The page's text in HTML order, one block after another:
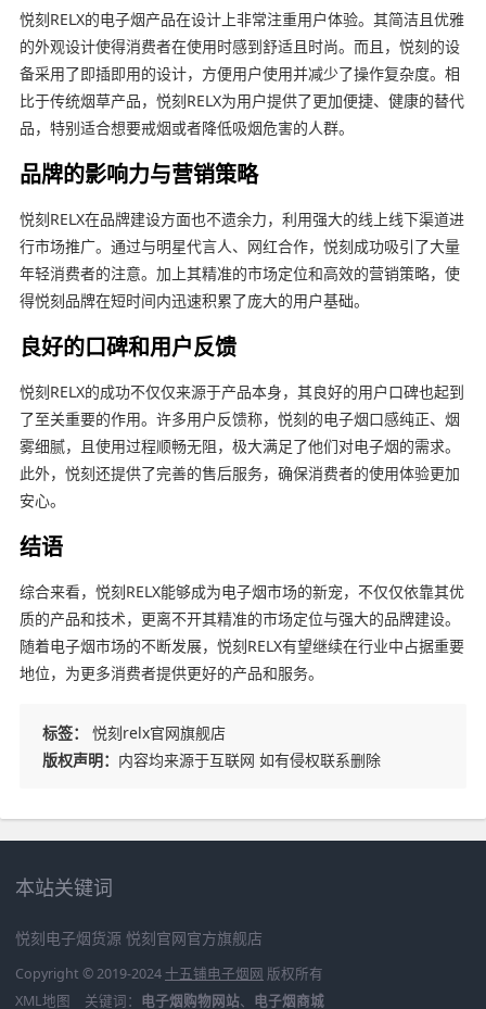
悦刻RELX的电子烟产品在设计上非常注重用户体验。其简洁且优雅
的外观设计使得消费者在使用时感到舒适且时尚。而且，悦刻的设
备采用了即插即用的设计，方便用户使用并减少了操作复杂度。相
比于传统烟草产品，悦刻RELX为用户提供了更加便捷、健康的替代
品，特别适合想要戒烟或者降低吸烟危害的人群。
品牌的影响力与营销策略
悦刻RELX在品牌建设方面也不遗余力，利用强大的线上线下渠道进
行市场推广。通过与明星代言人、网红合作，悦刻成功吸引了大量
年轻消费者的注意。加上其精准的市场定位和高效的营销策略，使
得悦刻品牌在短时间内迅速积累了庞大的用户基础。
良好的口碑和用户反馈
悦刻RELX的成功不仅仅来源于产品本身，其良好的用户口碑也起到
了至关重要的作用。许多用户反馈称，悦刻的电子烟口感纯正、烟
雾细腻，且使用过程顺畅无阻，极大满足了他们对电子烟的需求。
此外，悦刻还提供了完善的售后服务，确保消费者的使用体验更加
安心。
结语
综合来看，悦刻RELX能够成为电子烟市场的新宠，不仅仅依靠其优
质的产品和技术，更离不开其精准的市场定位与强大的品牌建设。
随着电子烟市场的不断发展，悦刻RELX有望继续在行业中占据重要
地位，为更多消费者提供更好的产品和服务。
标签：
悦刻relx官网旗舰店
版权声明： 内容均来源于互联网 如有侵权联系删除
本站关键词
悦刻电子烟货源 悦刻官网官方旗舰店
Copyright © 2019-2024 十五铺电子烟网 版权所有
XML地图
关键词： 电子烟购物网站、 电子烟商城